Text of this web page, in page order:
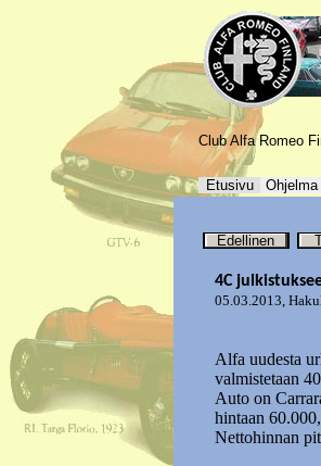
Club Alfa Romeo
Etusivu Ohjelma
Edellinen
4C
05.03.2013,
Alfa uudesta
valmistetaan
Auto on
hintaan
Nettohinnan